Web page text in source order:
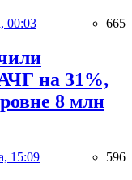
00:03 665
на 31%,
8 млн
15:09 596